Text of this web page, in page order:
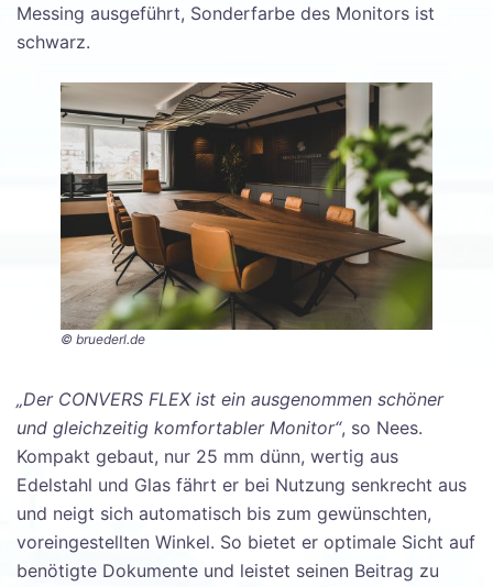
Messing ausgeführt, Sonderfarbe des Monitors ist
schwarz.
© bruederl.de
„Der CONVERS FLEX ist ein ausgenommen schöner
und gleichzeitig komfortabler Monitor“, so Nees.
Kompakt gebaut, nur 25 mm dünn, wertig aus
Edelstahl und Glas fährt er bei Nutzung senkrecht aus
und neigt sich automatisch bis zum gewünschten,
voreingestellten Winkel. So bietet er optimale Sicht auf
benötigte Dokumente und leistet seinen Beitrag zu